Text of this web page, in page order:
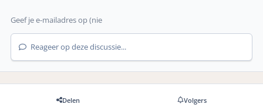
Reageer op deze discussie...
Delen Volgers